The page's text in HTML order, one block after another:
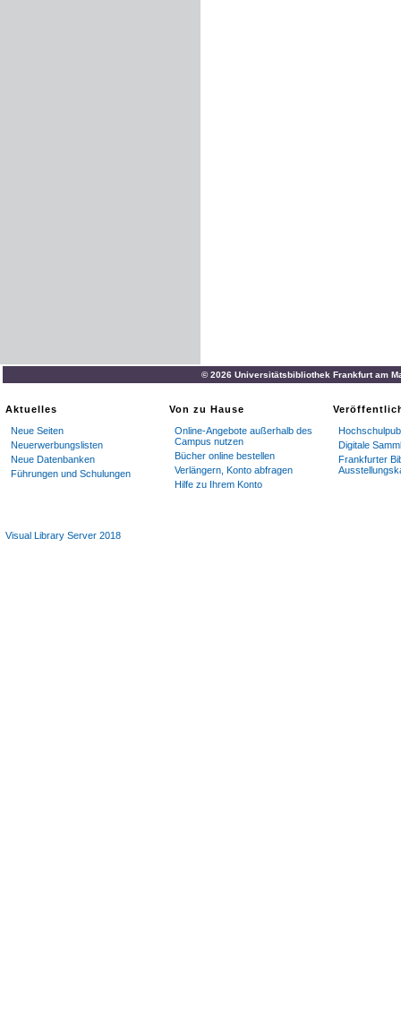
© 2026 Universitätsbibliothek Frankfurt am
Aktuelles
Neue Seiten
Neuerwerbungslisten
Neue Datenbanken
Führungen und Schulungen
Von zu Hause
Online-Angebote außerhalb des
Campus nutzen
Bücher online bestellen
Verlängern, Konto abfragen
Hilfe zu Ihrem Konto
Digitale
Frankfurter
Visual Library Server 2018